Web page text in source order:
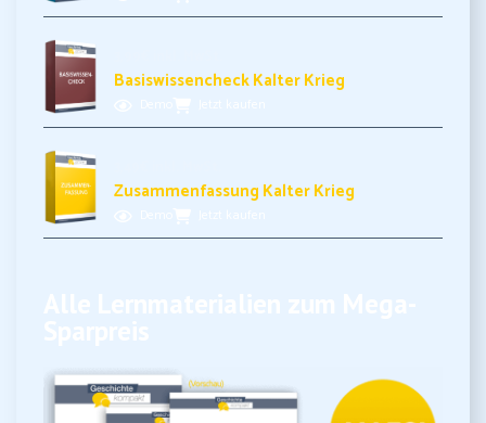
Basiswissencheck Kalter Krieg
Zusammenfassung Kalter Krieg